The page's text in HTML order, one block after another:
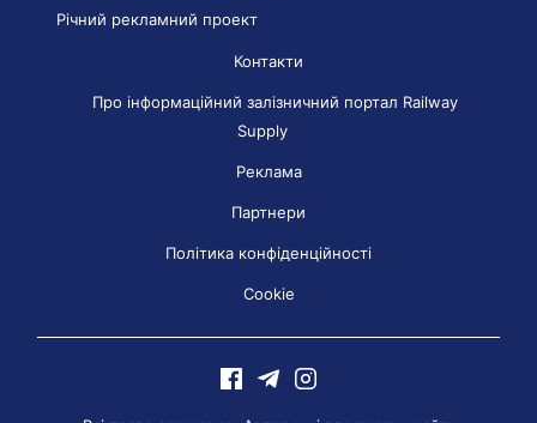
Річний рекламний проект
Контакти
Про інформаційний залізничний портал Railway
Supply
Реклама
Партнери
Політика конфіденційності
Cookie